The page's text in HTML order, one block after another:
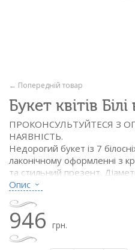
← Попередній товар
Букет квітів
ПРОКОНСУЛЬТУЙТЕСЯ З
НАЯВНІСТЬ.
Недорогий букет із 7
лаконічному оформленні з
та стильний презент.
- тюльпан білий - 7 шт.
- крафт папір
- стрічка атласна
Опис
946 грн.